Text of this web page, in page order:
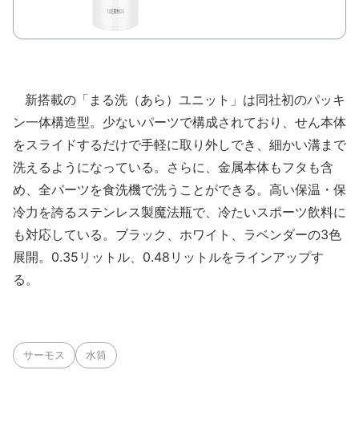
新搭載の「まる洗（あら）ユニット」は同社初のパッキ
ン一体構造型。少ないパーツで構成されており、せん本体
をスライドするだけで手軽に取り外しでき、細かい溝まで
洗えるようになっている。さらに、金属本体もフタも含
め、全パーツを食洗機で洗うことができる。高い保温・保
冷力を誇るステンレス製魔法瓶で、冷たいスポーツ飲料に
も対応している。ブラック、ホワイト、ラベンダーの3色
展開。0.35リットル、0.48リットルをラインアップす
る。
サーモス 水筒